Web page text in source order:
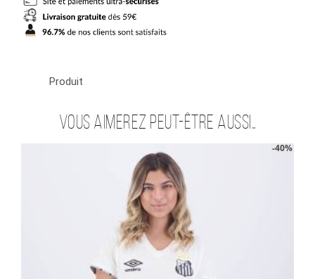
Produit
Vous aimerez peut-être aussi…
-40%